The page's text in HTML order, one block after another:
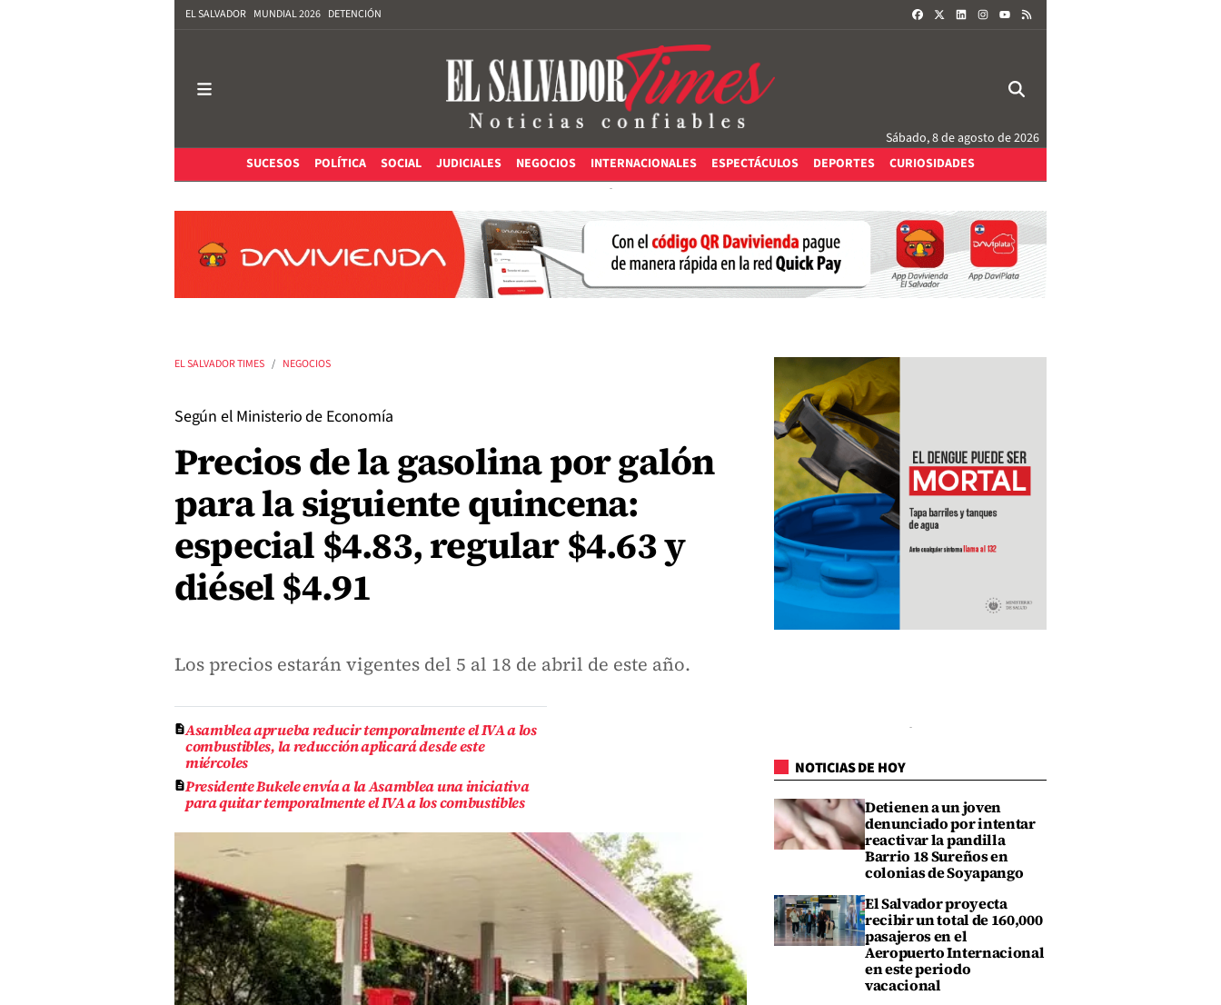
EL SALVADOR MUNDIAL 2026 DETENCIÓN FACEBOOKLINKEDININSTAGRAM
Sábado, 8 de agosto de 2026
SUCESOS
POLÍTICA SOCIAL JUDICIALES NEGOCIOS INTERNACIONALES ESPECTÁCULOS DEPORTES CURIOSIDADES
EL SALVADOR TIMES NEGOCIOS
Según el Ministerio de Economía
Precios de la gasolina por galón
para la siguiente quincena:
especial $4.83, regular $4.63 y
diésel $4.91
Los precios estarán vigentes del 5 al 18 de abril de este año.
Asamblea aprueba reducir temporalmente el IVA a los
combustibles, la reducción aplicará desde este
miércoles
Presidente Bukele envía a la Asamblea una iniciativa
para quitar temporalmente el IVA a los combustibles
NOTICIAS DE HOY
Detienen a un joven
denunciado por intentar
reactivar la pandilla
Barrio 18 Sureños en
colonias de Soyapango
El Salvador proyecta
recibir un total de 160,000
pasajeros en el
Aeropuerto Internacional
en este periodo
vacacional